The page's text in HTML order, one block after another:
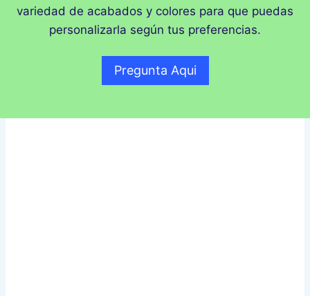
variedad de acabados y colores para que puedas
personalizarla según tus preferencias.
Pregunta Aqui